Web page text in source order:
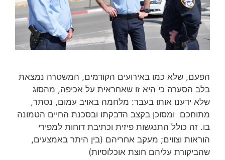
הפעם, שלא כמו באירועים הקודמים, המשטרה נמצאת
בלב הסערה כי היא זו שאחראית על אכיפה, מהסוג
שלא ידענו אותו בעבר: מלחמה באויב עמום, נסתר,
מתוחכם ומסוכן בקצב הדבקתו ובסכנת החיים הטמונה
בו. זה כולל התנגשות פיזית וכתיבת דוחות למפירי
הוראות וצווים; מעקב אחריהם (בין היתר באמצעים,
שהביקורת עליהם חוצת אוכלוסיות)